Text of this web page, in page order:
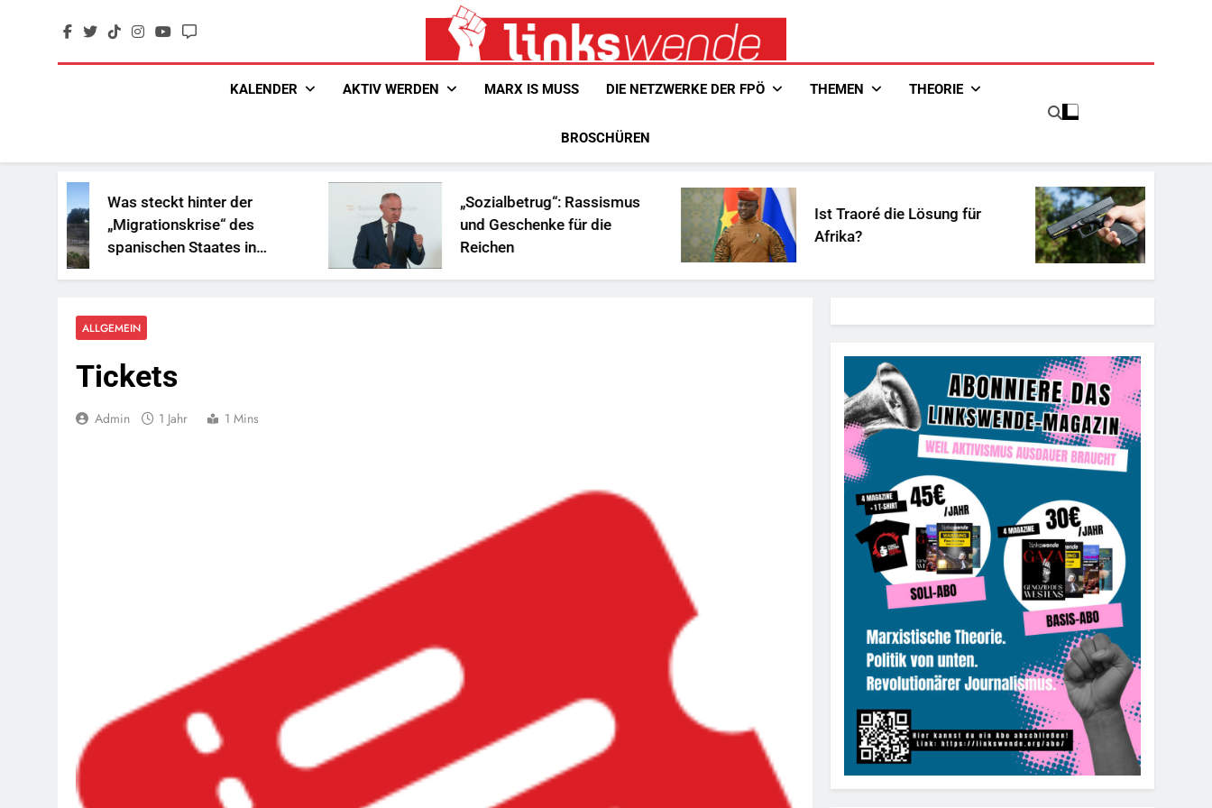
Linkswende Jetzt!
KALENDER AKTIV WERDEN MARX IS MUSS DIE NETZWERKE DER FPÖ THEMEN THEORIE
BROSCHÜREN
Was steckt hinter der
„Migrationskrise“ des
spanischen Staates in
Nordafrika?
„Sozialbetrug“: Rassismus
und Geschenke für die
Reichen
Ist Traoré die Lösung für
Afrika?
Unschuldiges
ALLGEMEIN
Tickets
Admin 1 Jahr 1 Mins